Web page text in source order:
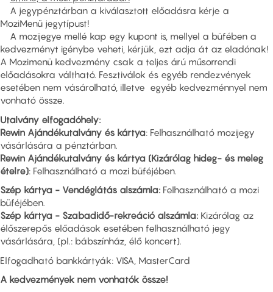
A jegypénztárban a kiválasztott előadásra kérje a
MoziMenü jegytípust!
A mozijegye mellé kap egy kupont is, mellyel a büfében a
kedvezményt igénybe veheti, kérjük, ezt adja át az eladónak!
A Mozimenü kedvezmény csak a teljes árú műsorrendi
előadásokra váltható. Fesztiválok és egyéb rendezvények
esetében nem vásárolható, illetve egyéb kedvezménnyel nem
vonható össze.
Utalvány elfogadóhely:
Rewin Ajándékutalvány és kártya: Felhasználható mozijegy
vásárlására a pénztárban.
Rewin Ajándékutalvány és kártya (Kizárólag hideg- és meleg
ételre): Felhasználható a mozi büféjében.
Szép kártya - Vendéglátás alszámla: Felhasználható a mozi
büféjében.
Szép kártya - Szabadidő-rekreáció alszámla: Kizárólag az
élőszerepős előadások esetében felhasználható jegy
vásárlására, (pl.: bábszínház, élő koncert).
Elfogadható bankkártyák: VISA, MasterCard
A kedvezmények nem vonhatók össze!